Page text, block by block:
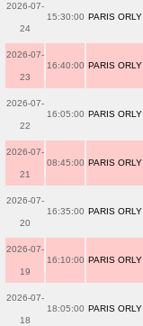
2026-07-
24
15:30:00 PARIS ORLY
2026-07-
23
16:40:00 PARIS ORLY
2026-07-
22
16:05:00 PARIS ORLY
2026-07-
21
08:45:00 PARIS ORLY
2026-07-
20
16:35:00 PARIS ORLY
2026-07-
19
16:10:00 PARIS ORLY
2026-07-
18
18:05:00 PARIS ORLY